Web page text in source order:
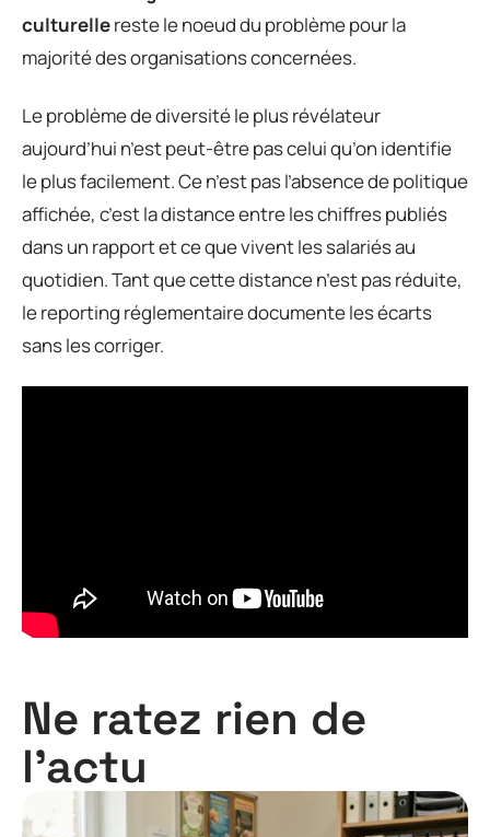
culturellereste le noeud du problème pour la
majorité des organisations concernées.
Le problème de diversité le plus révélateur
aujourd’hui n’est peut-être pas celui qu’on identifie
le plus facilement. Ce n’est pas l’absence de politique
affichée, c’est la distance entre les chiffres publiés
dans un rapport et ce que vivent les salariés au
quotidien. Tant que cette distance n’est pas réduite,
le reporting réglementaire documente les écarts
sans les corriger.
Ne ratez rien de
l'actu